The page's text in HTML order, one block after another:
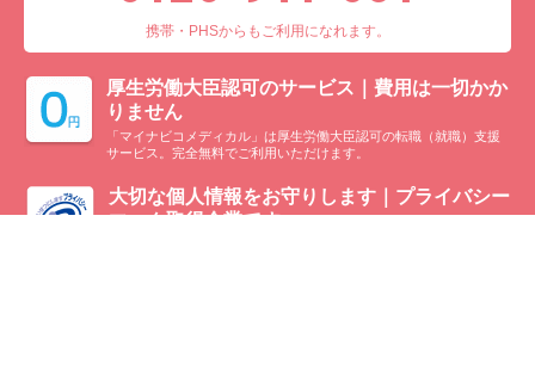
携帯・PHSからもご利用になれます。
厚生労働大臣認可のサービス｜費用は一切かか
りません
「マイナビコメディカル」は厚生労働大臣認可の転職（就職）支援
サービス。完全無料でご利用いただけます。
大切な個人情報をお守りします｜プライバシー
マーク取得企業です